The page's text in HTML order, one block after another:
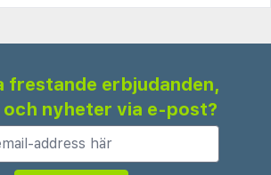
frestande erbjudanden,
nyheter via e-post?